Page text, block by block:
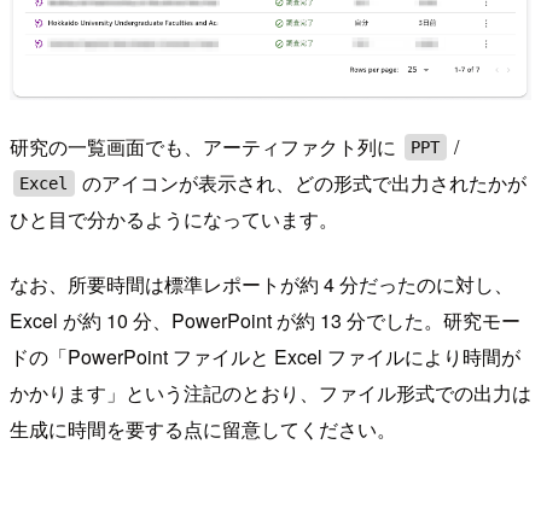
研究の一覧画面でも、アーティファクト列に PPT /
Excel
のアイコンが表示され、どの形式で出力されたかが
ひと目で分かるようになっています。
なお、所要時間は標準レポートが約 4 分だったのに対し、
Excel が約 10 分、PowerPoint が約 13 分でした。研究モー
ドの「PowerPoint ファイルと Excel ファイルにより時間が
かかります」という注記のとおり、ファイル形式での出力は
生成に時間を要する点に留意してください。